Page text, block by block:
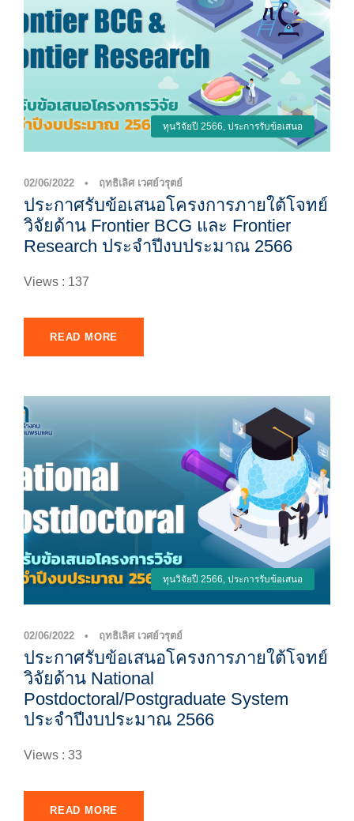
ทุนวิจัยปี 2566 ประการรับข้อเสนอ
02/06/2022 • ฤทธิเลิศ เวศย์วรุตย์
ประกาศรับข้อเสนอโครงการภายใต้โจทย์
วิจัยด้าน Frontier BCG และ Frontier
Research ประจำปีงบประมาณ 2566
Views : 137
READ MORE
ทุนวิจัยปี 2566, ประการรับข้อเสนอ
02/06/2022 • ฤทธิเลิศ เวศย์วรุตย์
ประกาศรับข้อเสนอโครงการภายใต้โจทย์
วิจัยด้าน National
Postdoctoral/Postgraduate System
ประจำปีงบประมาณ 2566
Views : 33
READ MORE